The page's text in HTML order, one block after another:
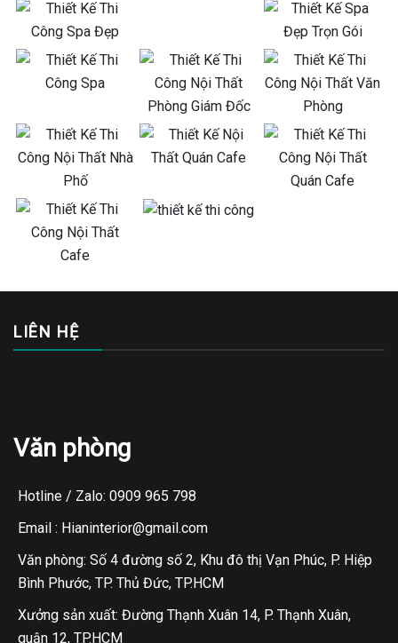
LIÊN HỆ
Văn phòng
Hotline / Zalo: 0909 965 798
Email : Hianinterior@gmail.com
Văn phòng: Số 4 đường số 2, Khu đô thị Vạn Phúc, P. Hiệp
Bình Phước, TP. Thủ Đức, TP.HCM
Xưởng sản xuất: Đường Thạnh Xuân 14, P. Thạnh Xuân,
quận 12, TP.HCM